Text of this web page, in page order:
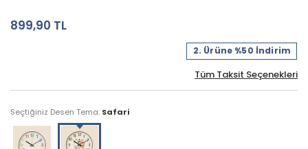
899,90 TL
2. Ürüne %50 İndirim
Tüm Taksit Seçenekleri
Seçtiğiniz Desen Tema: Safari